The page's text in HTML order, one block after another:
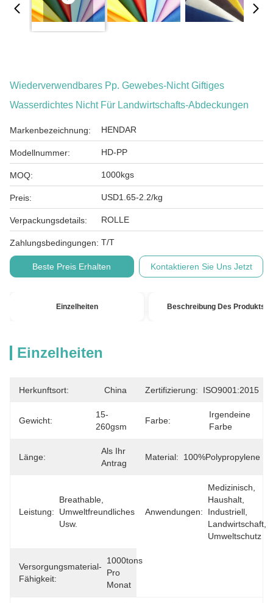
Wiederverwendbares Pp. Gewebes-Nicht Giftiges
Wasserdichtes Nicht Für Landwirtschafts-Abdeckungen
Markenbezeichnung: HENDAR
Modellnummer: HD-PP
MOQ: 1000kgs
Preis: USD1.65-2.2/kg
Verpackungsdetails: ROLLE
Zahlungsbedingungen: T/T
Beste Preis Erhalten Kontaktieren Sie Uns Jetzt
Einzelheiten Beschreibung Des Produkts
Einzelheiten
Herkunftsort: China Zertifizierung: ISO9001:2015
Gewicht:
15-
260gsm
Farbe:
Irgendeine
Farbe
Länge:
Als Ihr
Antrag
Material: 100%polypropylene
Leistung:
Breathable,
Umweltfreundliches
Usw.
Anwendungen:
Medizinisch,
Haushalt,
Industriell,
Landwirtschaft,
Umweltschutz
Versorgungsmaterial-
Fähigkeit:
1000tons
Pro
Monat